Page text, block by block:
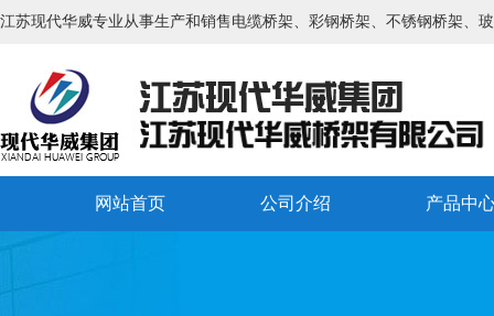
江苏现代华威专业从事生产和销售电缆桥架、彩钢桥架、不锈钢桥架、
网站首页 公司介绍 产品中